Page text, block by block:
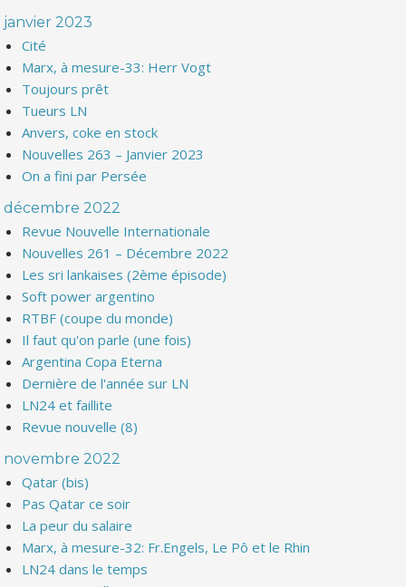
janvier 2023
Cité
Marx, à mesure-33: Herr Vogt
Toujours prêt
Tueurs LN
Anvers, coke en stock
Nouvelles 263 – Janvier 2023
On a fini par Persée
décembre 2022
Revue Nouvelle Internationale
Nouvelles 261 – Décembre 2022
Les sri lankaises (2ème épisode)
Soft power argentino
RTBF (coupe du monde)
Il faut qu'on parle (une fois)
Argentina Copa Eterna
Dernière de l'année sur LN
LN24 et faillite
Revue nouvelle (8)
novembre 2022
Qatar (bis)
Pas Qatar ce soir
La peur du salaire
Marx, à mesure-32: Fr.Engels, Le Pô et le Rhin
LN24 dans le temps